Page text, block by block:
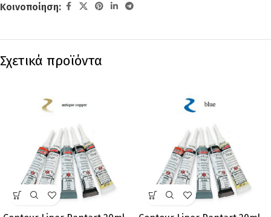
Κοινοποίηση:
Σχετικά προϊόντα